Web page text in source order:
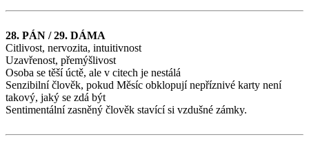
28. PÁN / 29. DÁMA
Citlivost, nervozita, intuitivnost
Uzavřenost, přemýšlivost
Osoba se těší úctě, ale v citech je nestálá
Senzibilní člověk, pokud Měsíc obklopují nepříznivé karty není
takový, jaký se zdá být
Sentimentální zasněný člověk stavící si vzdušné zámky.